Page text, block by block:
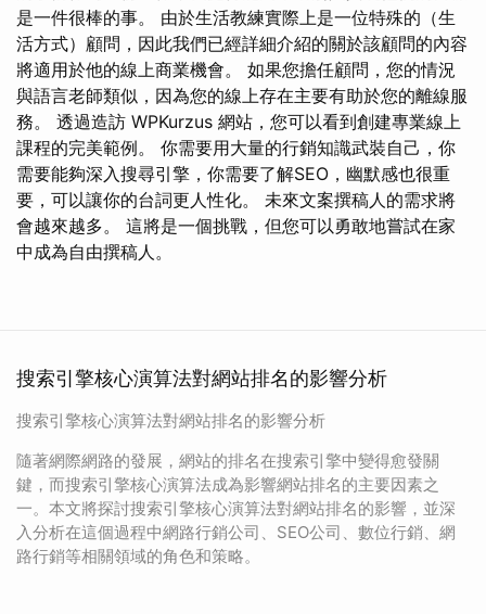
是一件很棒的事。 由於生活教練實際上是一位特殊的（生
活方式）顧問，因此我們已經詳細介紹的關於該顧問的內容
將適用於他的線上商業機會。 如果您擔任顧問，您的情況
與語言老師類似，因為您的線上存在主要有助於您的離線服
務。 透過造訪 WPKurzus 網站，您可以看到創建專業線上
課程的完美範例。 你需要用大量的行銷知識武裝自己，你
需要能夠深入搜尋引擎，你需要了解SEO，幽默感也很重
要，可以讓你的台詞更人性化。 未來文案撰稿人的需求將
會越來越多。 這將是一個挑戰，但您可以勇敢地嘗試在家
中成為自由撰稿人。
搜索引擎核心演算法對網站排名的影響分析
搜索引擎核心演算法對網站排名的影響分析
隨著網際網路的發展，網站的排名在搜索引擎中變得愈發關
鍵，而搜索引擎核心演算法成為影響網站排名的主要因素之
一。本文將探討搜索引擎核心演算法對網站排名的影響，並深
入分析在這個過程中網路行銷公司、SEO公司、數位行銷、網
路行銷等相關領域的角色和策略。